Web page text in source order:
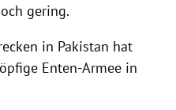
gering.
in Pakistan hat
Enten-Armee in